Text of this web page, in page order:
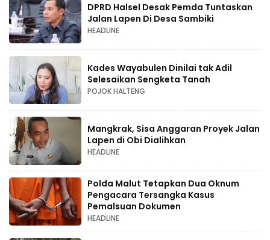
DPRD Halsel Desak Pemda Tuntaskan
Jalan Lapen Di Desa Sambiki
HEADLINE
Kades Wayabulen Dinilai tak Adil
Selesaikan Sengketa Tanah
POJOK HALTENG
Mangkrak, Sisa Anggaran Proyek Jalan
Lapen di Obi Dialihkan
HEADLINE
Polda Malut Tetapkan Dua Oknum
Pengacara Tersangka Kasus
Pemalsuan Dokumen
HEADLINE